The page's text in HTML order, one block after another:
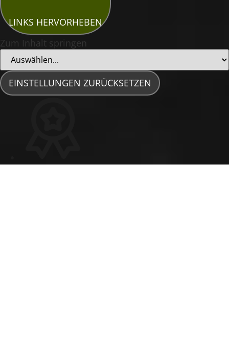
LINKS HERVORHEBEN
Zum Inhalt springen
EINSTELLUNGEN ZURÜCKSETZEN